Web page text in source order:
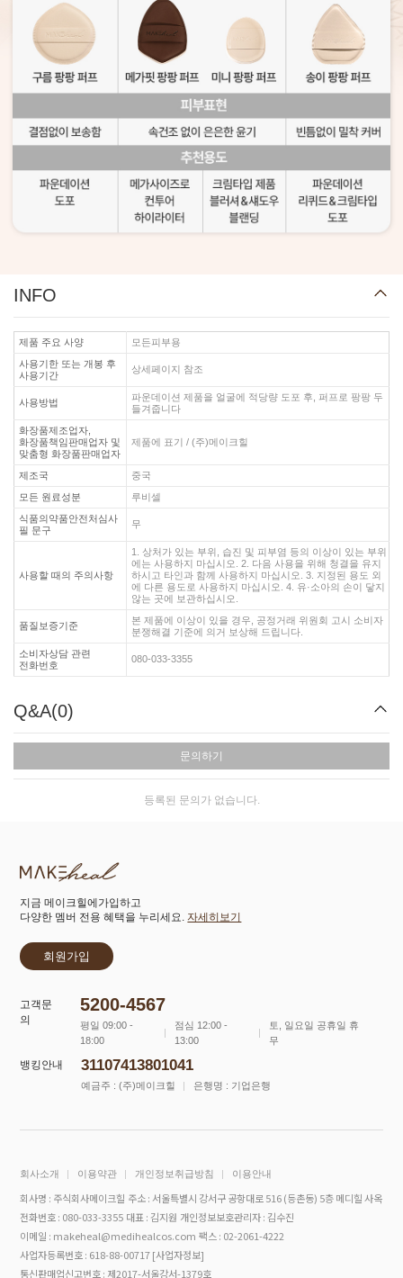
INFO
제품 주요 사양
모든피부용
사용기한 또는 개봉 후
사용기간
상세페이지 참조
사용방법
파운데이션 제품을 얼굴에 적당량 도포 후, 퍼프로 팡팡 두
들겨줍니다
화장품제조업자,
화장품책임판매업자 및
맞춤형 화장품판매업자
제품에 표기 / (주)메이크힐
제조국
중국
모든 원료성분
루비셀
식품의약품안전처심사
필 문구
무
사용할 때의 주의사항
1. 상처가 있는 부위, 습진 및 피부염 등의 이상이 있는 부위
에는 사용하지 마십시오. 2. 다음 사용을 위해 청결을 유지
하시고 타인과 함께 사용하지 마십시오. 3. 지정된 용도 외
에 다른 용도로 사용하지 마십시오. 4. 유·소아의 손이 닿지
않는 곳에 보관하십시오.
품질보증기준
본 제품에 이상이 있을 경우, 공정거래 위원회 고시 소비자
분쟁해결 기준에 의거 보상해 드립니다.
소비자상담 관련
전화번호
080-033-3355
Q&A(0)
문의하기
등록된 문의가 없습니다.
지금 메이크힐에가입하고
다양한 멤버 전용 혜택을 누리세요.자세히보기
회원가입
고객문
의
5200-4567
평일 09:00 -
18:00
점심 12:00 -
13:00
토, 일요일 공휴일 휴
무
뱅킹안내 31107413801041
예금주 : (주)메이크힐 은행명 : 기업은행
회사소개 이용약관 개인정보취급방침 이용안내
회사명 : 주식회사메이크힐 주소 : 서울특별시 강서구 공항대로 516 (등촌동) 5층 메디힐 사옥
전화번호 : 080-033-3355 대표 : 김지원 개인정보보호관리자 : 김수진
이메일 : makeheal@medihealcos.com 팩스 : 02-2061-4222
사업자등록번호 : 618-88-00717[사업자정보]
통신판매업신고번호 : 제2017-서울강서-1379호